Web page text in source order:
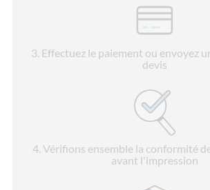
3 . Effectuez le paiement ou envoyez
devis
4. Vérifions ensemble la conformité
avant l'impression